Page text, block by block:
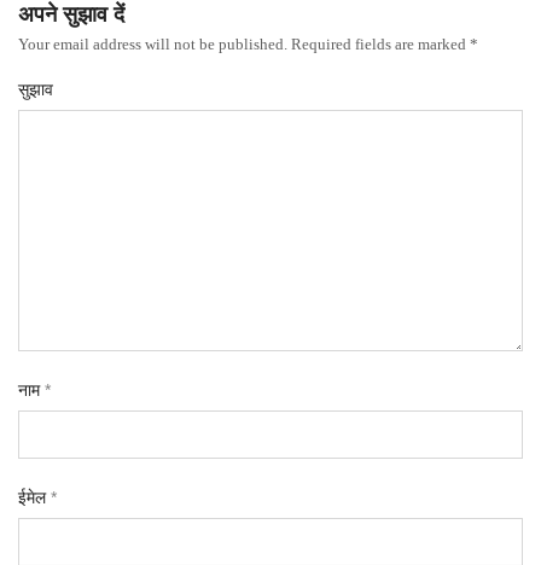
अपने सुझाव दें
Your email address will not be published. Required fields are marked *
सुझाव
नाम*
ईमेल*